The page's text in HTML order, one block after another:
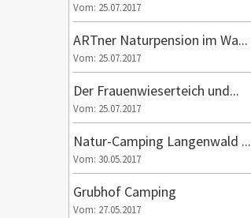
Vom: 25.07.2017
ARTner Naturpension im Wa...
Vom: 25.07.2017
Der Frauenwieserteich und...
Vom: 25.07.2017
Natur-Camping Langenwald ...
Vom: 30.05.2017
Grubhof Camping
Vom: 27.05.2017